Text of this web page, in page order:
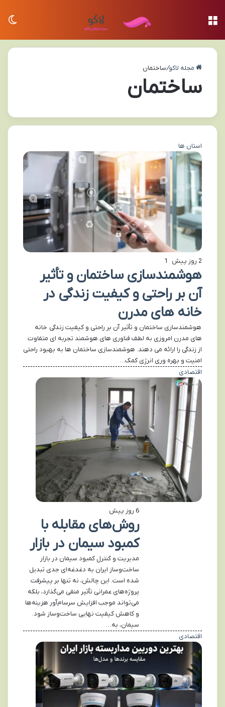
مجله لاکو/ساختمان
ساختمان
استان ها
2 روز پیش 1
هوشمندسازی ساختمان و تأثیر
آن بر راحتی و کیفیت زندگی در
خانه های مدرن
هوشمندسازی ساختمان و تأثیر آن بر راحتی و کیفیت زندگی خانه
های مدرن امروزی به لطف فناوری های هوشمند تجربه ای متفاوت
از زندگی را ارائه می دهند. هوشمندسازی ساختمان ها به بهبود راحتی
امنیت و بهره وری انرژی کمک…
اقتصادی
6 روز پیش
روش‌های مقابله با
کمبود سیمان در بازار
مدیریت و کنترل کمبود سیمان در بازار
ساخت‌وساز ایران به دغدغه‌ای جدی تبدیل
شده است. این چالش، نه تنها بر پیشرفت
پروژه‌های عمرانی تأثیر منفی می‌گذارد، بلکه
می‌تواند موجب افزایش سرسام‌آور هزینه‌ها
و کاهش کیفیت نهایی ساخت‌وساز شود.
سیمان، به…
اقتصادی